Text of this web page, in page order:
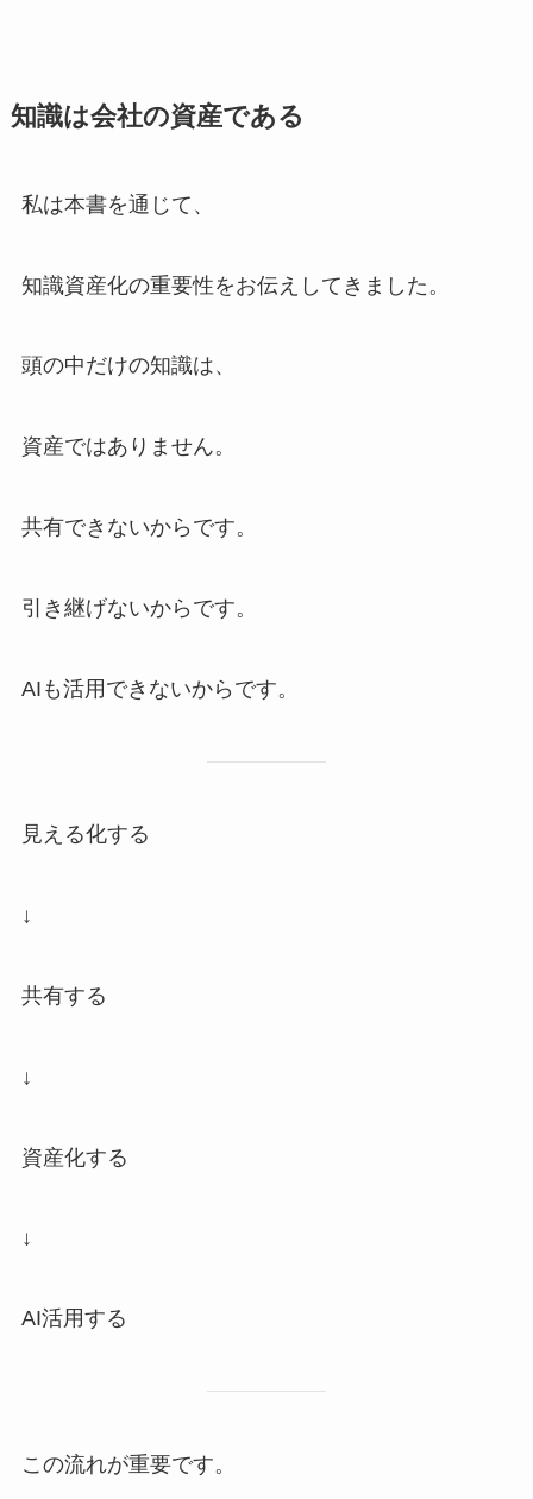
知識は会社の資産である
私は本書を通じて、
知識資産化の重要性をお伝えしてきました。
頭の中だけの知識は、
資産ではありません。
共有できないからです。
引き継げないからです。
AIも活用できないからです。
見える化する
↓
共有する
↓
資産化する
↓
AI活用する
この流れが重要です。